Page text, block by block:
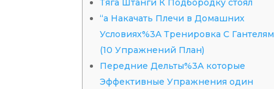
Тяга Штанги К Подбородку стоял
“а Накачать Плечи в Домашних
Условиях%3A Тренировка С
(10 Упражнений План)
Передние Дельты%3A которые
Эффективные Упражнения один